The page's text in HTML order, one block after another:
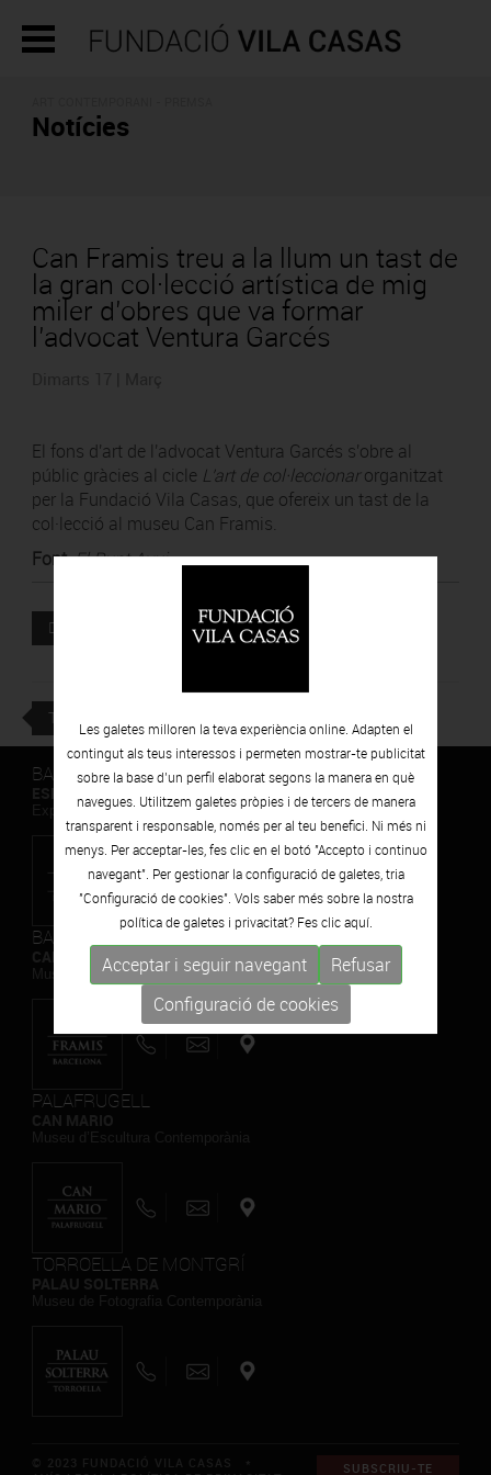
Notícies
Can Framis treu a la llum un tast de
la gran col·lecció artística de mig
miler d’obres que va formar
l’advocat Ventura Garcés
El fons d'art de l'advocat Ventura Garcés s'obre al
públic gràcies al cicle L'art de col·leccionar organitzat
per la Fundació Vila Casas, que ofereix un tast de la
col·lecció al museu Can Framis.
Font:El Punt Avui
DESCARREGAR Document adjunt
TORNAR
BARCELONA
ESPAIS VOLART
Exposicions Temporals d'Art Contemporani
BARCELONA
CAN FRAMIS
Museu de Pintura Contemporània
PALAFRUGELL
TORROELLA DE MONTGRÍ
SUBSCRIU-TE
Les galetes milloren la teva experiència online. Adapten el
contingut als teus interessos i permeten mostrar-te publicitat
sobre la base d’un perfil elaborat segons la manera en què
navegues. Utilitzem galetes pròpies i de tercers de manera
transparent i responsable, només per al teu benefici. Ni més ni
menys. Per acceptar-les, fes clic en el botó "Accepto i continuo
navegant". Per gestionar la configuració de galetes, tria
"Configuració de cookies". Vols saber més sobre la nostra
política de galetes i privacitat? Fes clicaquí.
Acceptar i seguir navegant
Refusar
Configuració de cookies